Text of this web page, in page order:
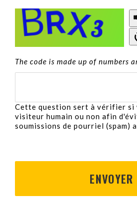
the
security
The code is made up of numbers
Cette question sert à vérifier si
visiteur humain ou non afin
soumissions de pourriel (spam)